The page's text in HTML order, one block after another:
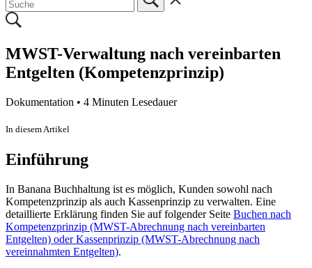
MWST-Verwaltung nach vereinbarten
Entgelten (Kompetenzprinzip)
Dokumentation • 4 Minuten Lesedauer
In diesem Artikel
Einführung
In Banana Buchhaltung ist es möglich, Kunden sowohl nach
Kompetenzprinzip als auch Kassenprinzip zu verwalten. Eine
detaillierte Erklärung finden Sie auf folgender Seite Buchen nach
Kompetenzprinzip (MWST-Abrechnung nach vereinbarten
Entgelten) oder Kassenprinzip (MWST-Abrechnung nach
vereinnahmten Entgelten).